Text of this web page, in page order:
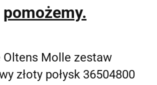
pomożemy.
Oltens Molle zestaw
złoty połysk 36504800